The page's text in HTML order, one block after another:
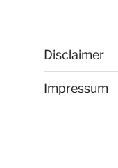
Disclaimer
Impressum